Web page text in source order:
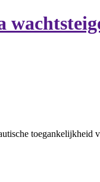
toegankelijkheid